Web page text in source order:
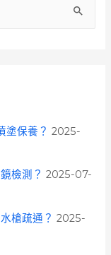
塗保養？ 2025-
檢測？ 2025-07-
槍疏通？ 2025-